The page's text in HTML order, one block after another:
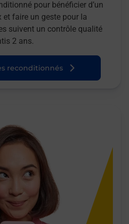
pour bénéficier d’un
faire un geste pour la
suivent un contrôle qualité
2 ans.
reconditionnés